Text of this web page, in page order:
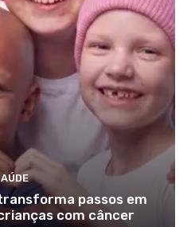
passos em
com câncer